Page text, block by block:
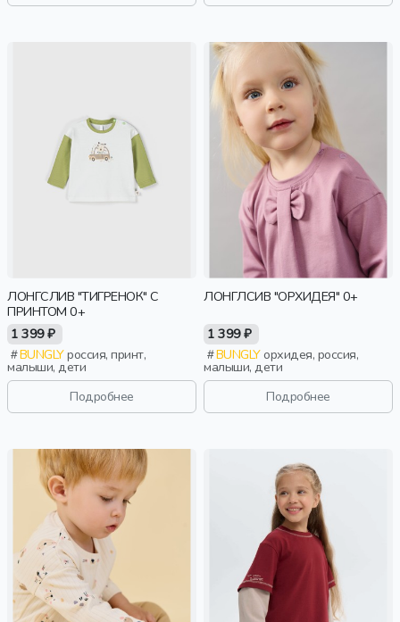
ЛОНГСЛИВ "ТИГРЕНОК" С
ПРИНТОМ 0+
1 399 ₽
BUNGLYроссия, принт,
малыши, дети
Подробнее
ЛОНГЛСИВ "ОРХИДЕЯ" 0+
1 399 ₽
BUNGLYорхидея, россия,
малыши, дети
Подробнее